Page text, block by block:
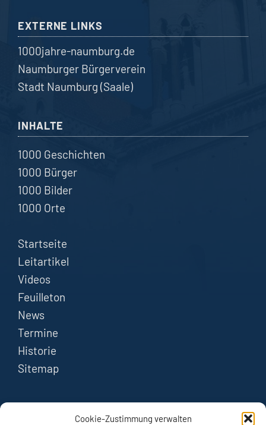
Cookie-Zustimmung verwalten
EXTERNE LINKS
1000jahre-naumburg.de
Naumburger Bürgerverein
Stadt Naumburg (Saale)
INHALTE
1000 Geschichten
1000 Bürger
1000 Bilder
1000 Orte
Startseite
Leitartikel
Videos
Feuilleton
News
Termine
Historie
Sitemap